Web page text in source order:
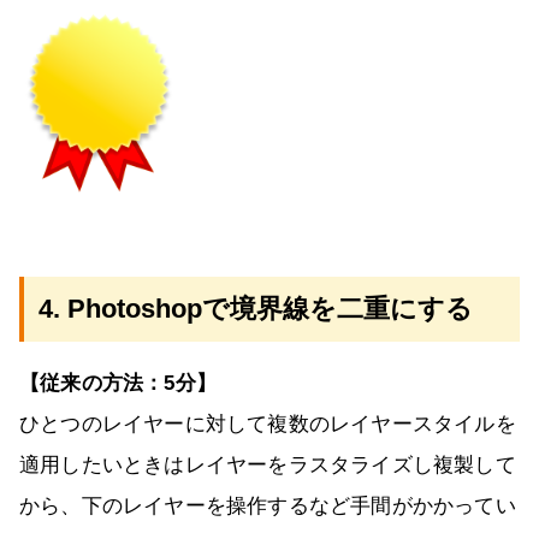
4. Photoshopで境界線を二重にする
【従来の方法：5分】
ひとつのレイヤーに対して複数のレイヤースタイルを
適用したいときはレイヤーをラスタライズし複製して
から、下のレイヤーを操作するなど手間がかかってい